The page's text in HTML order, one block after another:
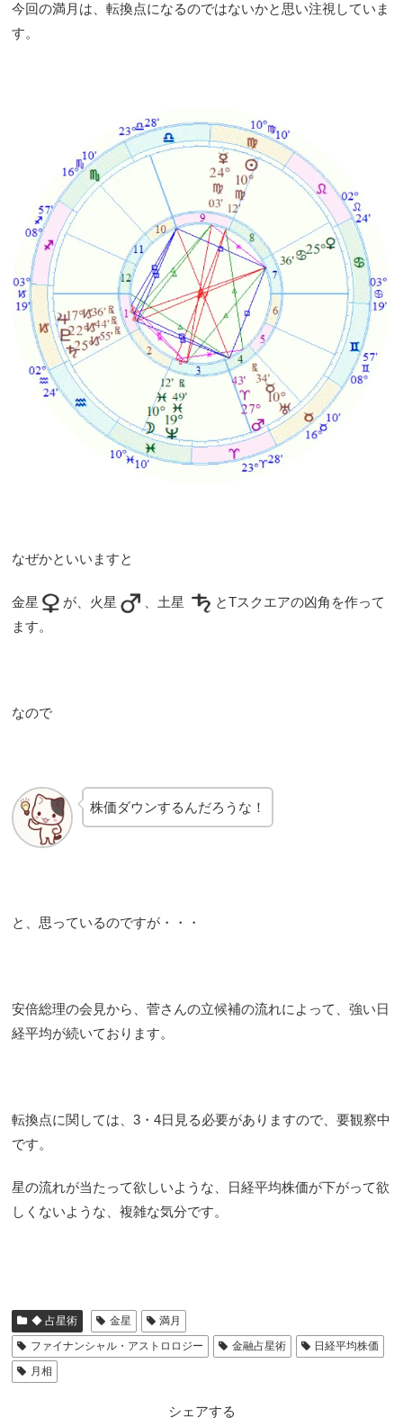
今回の満月は、転換点になるのではないかと思い注視していま
す。
なぜかといいますと
金星 が、火星 、土星
とTスクエアの凶角を作って
ます。
なので
株価ダウンするんだろうな！
と、思っているのですが・・・
安倍総理の会見から、菅さんの立候補の流れによって、強い日
経平均が続いております。
転換点に関しては、3・4日見る必要がありますので、要観察中
です。
星の流れが当たって欲しいような、日経平均株価が下がって欲
しくないような、複雑な気分です。
◆ 占星術 金星
満月
ファイナンシャル・アストロロジー
金融占星術
日経平均株価
月相
シェアする